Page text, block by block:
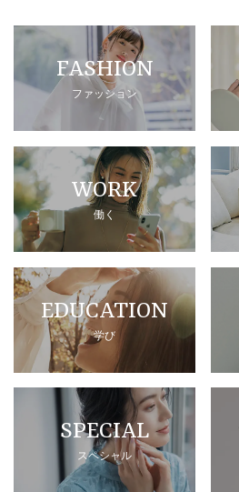
FASHION
ファッション
WORK
働く
EDUCATION
学び
SPECIAL
スペシャル